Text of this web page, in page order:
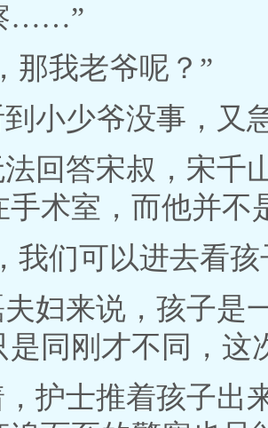
……”
那我老爷呢？”
小少爷没事，又
法回答宋叔，宋千
手术室，而他并不
我们可以进去看孩
妇来说，孩子是
是同刚才不同，这
护士推着孩子出